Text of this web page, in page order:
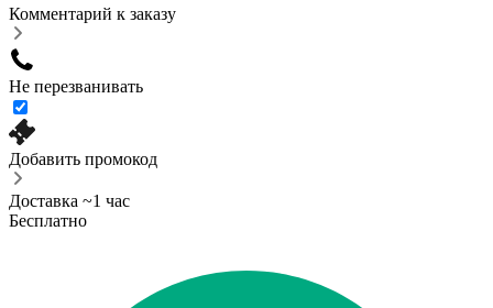
Комментарий к заказу
Не перезванивать
Добавить промокод
Доставка ~1 час
Бесплатно